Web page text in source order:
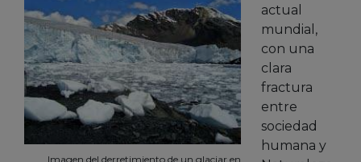
Imagen del derretimiento de un glaciar en
actual
mundial,
con una
clara
fractura
entre
sociedad
humana y